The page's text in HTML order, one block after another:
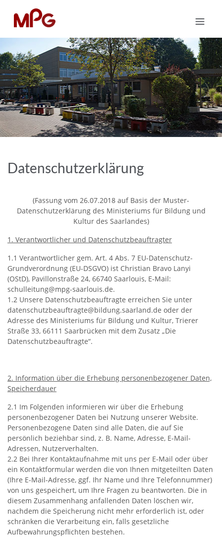
Datenschutzerklärung
(Fassung vom 26.07.2018 auf Basis der Muster-
Datenschutzerklärung des Ministeriums für Bildung und
Kultur des Saarlandes)
1. Verantwortlicher und Datenschutzbeauftragter
1.1 Verantwortlicher gem. Art. 4 Abs. 7 EU-Datenschutz-
Grundverordnung (EU-DSGVO) ist Christian Bravo Lanyi
(OStD), Pavillonstraße 24, 66740 Saarlouis, E-Mail:
schulleitung@mpg-saarlouis.de.
1.2 Unsere Datenschutzbeauftragte erreichen Sie unter
datenschutzbeauftragte@bildung.saarland.de oder der
Adresse des Ministeriums für Bildung und Kultur, Trierer
Straße 33, 66111 Saarbrücken mit dem Zusatz „Die
Datenschutzbeauftragte“.
2. Information über die Erhebung personenbezogener Daten,
Speicherdauer
2.1 Im Folgenden informieren wir über die Erhebung
personenbezogener Daten bei Nutzung unserer Website.
Personenbezogene Daten sind alle Daten, die auf Sie
persönlich beziehbar sind, z. B. Name, Adresse, E-Mail-
Adressen, Nutzerverhalten.
2.2 Bei Ihrer Kontaktaufnahme mit uns per E-Mail oder über
ein Kontaktformular werden die von Ihnen mitgeteilten Daten
(Ihre E-Mail-Adresse, ggf. Ihr Name und Ihre Telefonnummer)
von uns gespeichert, um Ihre Fragen zu beantworten. Die in
diesem Zusammenhang anfallenden Daten löschen wir,
nachdem die Speicherung nicht mehr erforderlich ist, oder
schränken die Verarbeitung ein, falls gesetzliche
Aufbewahrungspflichten bestehen.